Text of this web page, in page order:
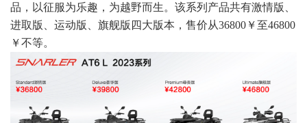
品，以征服为乐趣，为越野而生。该系列产品共有激情版、
进取版、运动版、旗舰版四大版本，售价从36800￥至46800
￥不等。